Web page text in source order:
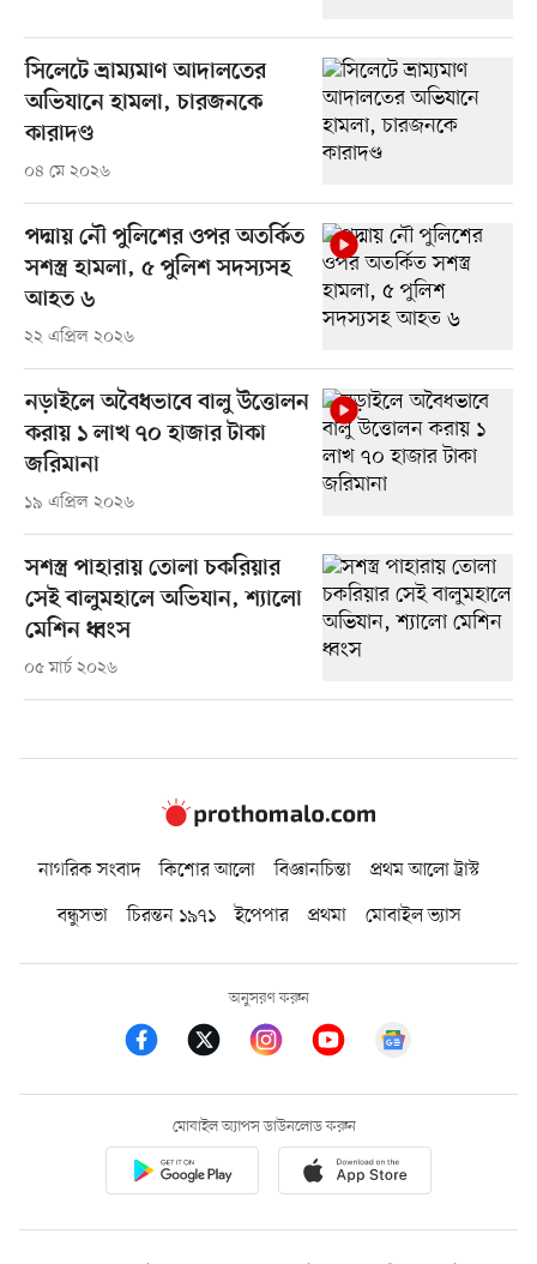
সিলেটে ভ্রাম্যমাণ আদালতের
অভিযানে হামলা, চারজনকে
কারাদণ্ড
০৪ মে ২০২৬
পদ্মায় নৌ পুলিশের ওপর অতর্কিত
সশস্ত্র হামলা, ৫ পুলিশ সদস্যসহ
আহত ৬
২২ এপ্রিল ২০২৬
নড়াইলে অবৈধভাবে বালু উত্তোলন
করায় ১ লাখ ৭০ হাজার টাকা
জরিমানা
১৯ এপ্রিল ২০২৬
সশস্ত্র পাহারায় তোলা চকরিয়ার
সেই বালুমহালে অভিযান, শ্যালো
মেশিন ধ্বংস
০৫ মার্চ ২০২৬
নাগরিক সংবাদ কিশোর আলো বিজ্ঞানচিন্তা
প্রথম আলো ট্রাস্ট
বন্ধুসভা
চিরন্তন ১৯৭১ ইপেপার প্রথমা মোবাইল ভ্যাস
অনুসরণ করুন
মোবাইল অ্যাপস ডাউনলোড করুন